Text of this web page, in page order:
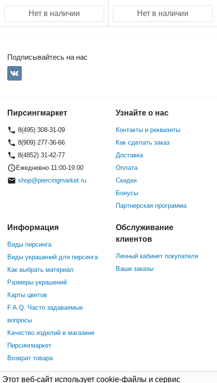
Этот веб-сайт использует cookie-файлы и сервис
Нет в наличии Нет в наличии
Подписывайтесь на нас
Пирсингмаркет
8(495) 308-31-09
8(909) 277-36-66
8(4852) 31-42-77
Ежедневно 11:00-19:00
shop@piercingmarket.ru
Узнайте о нас
Контакты и реквизиты
Как сделать заказ
Доставка
Оплата
Скидки
Бонусы
Партнерская программа
Информация
Виды пирсинга
Виды украшений для пирсинга
Как выбрать материал
Размеры украшений
Карты цветов
F.A.Q. Часто задаваемые
вопросы
Качество изделий в магазине
Пирсингмаркет
Возврат товара
Обслуживание
клиентов
Личный кабинет покупателя
Ваши заказы